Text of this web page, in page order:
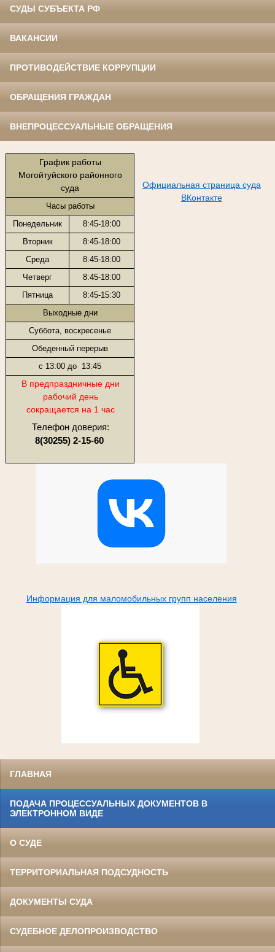
СУДЫ СУБЪЕКТА РФ
ВАКАНСИИ
ПРОТИВОДЕЙСТВИЕ КОРРУПЦИИ
ОБРАЩЕНИЯ ГРАЖДАН
ВНЕПРОЦЕССУАЛЬНЫЕ ОБРАЩЕНИЯ
График работы
Могойтуйского районного
суда
Часы работы
Понедельник
8:45-18:00
Вторник
8:45-18:00
Среда
8:45-18:00
Четверг
8:45-18:00
Пятница
8:45-15:30
Выходные дни
Суббота, воскресенье
Обеденный перерыв
с 13:00 до 13:45
В предпраздничные дни
рабочий день
сокращается на 1 час
Телефон доверия:
8(30255) 2-15-60
Официальная страница суда
ВКонтакте
Информация для маломобильных групп населения
ГЛАВНАЯ
ПОДАЧА ПРОЦЕССУАЛЬНЫХ ДОКУМЕНТОВ В
ЭЛЕКТРОННОМ ВИДЕ
О СУДЕ
ТЕРРИТОРИАЛЬНАЯ ПОДСУДНОСТЬ
ДОКУМЕНТЫ СУДА
СУДЕБНОЕ ДЕЛОПРОИЗВОДСТВО